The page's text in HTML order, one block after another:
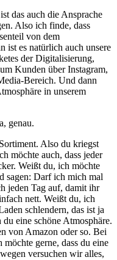
das auch die Ansprache
Also ich finde, dass
von dem
ist es natürlich auch unsere
der Digitalisierung,
Kunden über Instagram,
Bereich. Und dann
in unserem
genau.
Also du kriegst
möchte auch, dass jeder
Weißt du, ich möchte
sagen: Darf ich mich mal
jeden Tag auf, damit ihr
nett. Weißt du, ich
schlendern, das ist ja
eine schöne Atmosphäre.
von Amazon oder so. Bei
gerne, dass du eine
versuchen wir alles,